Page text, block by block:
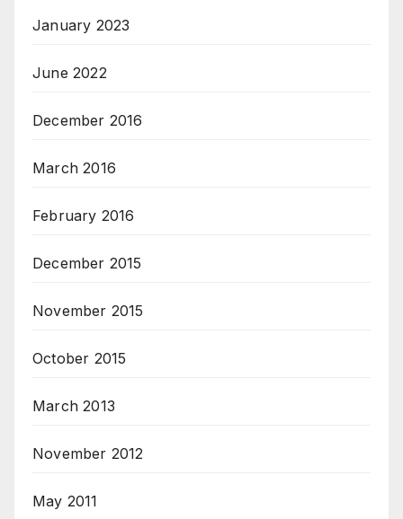
January 2023
June 2022
December 2016
March 2016
February 2016
December 2015
November 2015
October 2015
March 2013
November 2012
May 2011